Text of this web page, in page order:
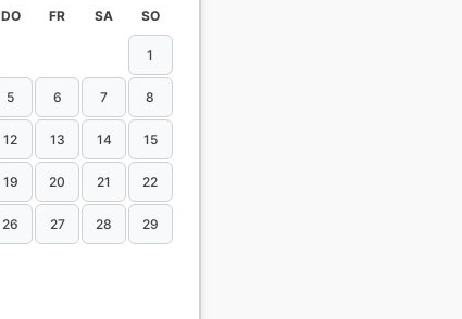
DO FR SA SO
1
5 6 7 8
12 13 14 15
19 20 21 22
26 27 28 29